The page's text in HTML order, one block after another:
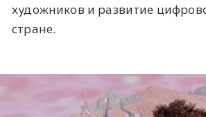
художников и развитие
стране.